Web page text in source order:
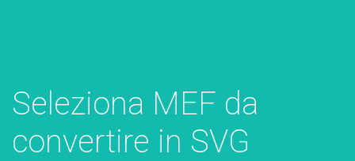
Seleziona MEF da
convertire in SVG